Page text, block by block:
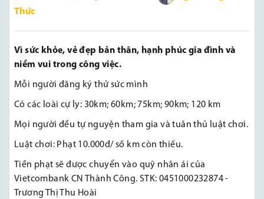
Thức
Vì sức khỏe, vẻ đẹp bản thân, hạnh phúc gia đình và
niềm vui trong công việc.
Mỗi người đăng ký thử sức mình
Có các loài cự ly: 30km; 60km; 75km; 90km; 120 km
Mọi người đều tự nguyện tham gia và tuân thủ luật chơi.
Luật chơi: Phạt 10.000đ/ số km còn thiếu.
Tiền phạt sẽ được chuyển vào quỹ nhân ái của
Vietcombank CN Thành Công. STK: 0451000232874 -
Trương Thị Thu Hoài